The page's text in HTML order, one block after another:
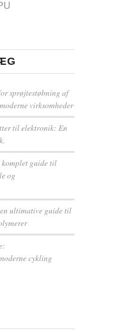
sprøjtestøbning af
virksomheder
til elektronik: En
guide til
og
ultimative guide til
cykling